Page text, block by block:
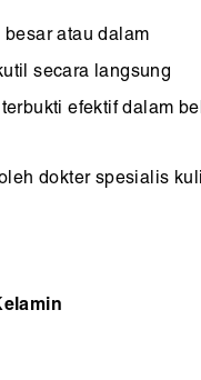
atau dalam
secara langsung
efektif dalam
dokter spesialis